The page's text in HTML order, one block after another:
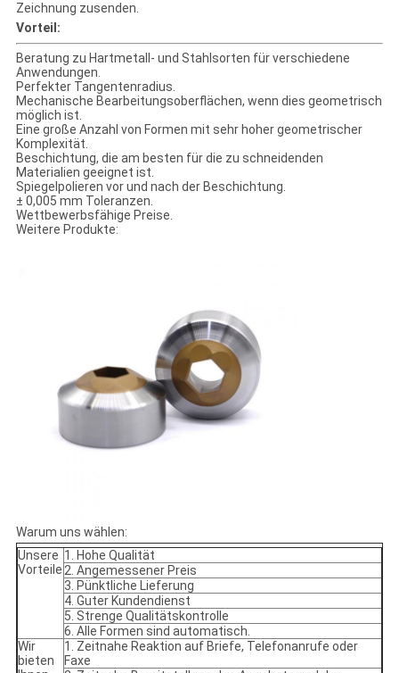
Zeichnung zusenden.
Vorteil:
Beratung zu Hartmetall- und Stahlsorten für verschiedene
Anwendungen.
Perfekter Tangentenradius.
Mechanische Bearbeitungsoberflächen, wenn dies geometrisch
möglich ist.
Eine große Anzahl von Formen mit sehr hoher geometrischer
Komplexität.
Beschichtung, die am besten für die zu schneidenden
Materialien geeignet ist.
Spiegelpolieren vor und nach der Beschichtung.
± 0,005 mm Toleranzen.
Wettbewerbsfähige Preise.
Weitere Produkte:
Warum uns wählen:
Unsere
Vorteile
1. Hohe Qualität
2. Angemessener Preis
3. Pünktliche Lieferung
4. Guter Kundendienst
5. Strenge Qualitätskontrolle
6. Alle Formen sind automatisch.
Wir
bieten
1. Zeitnahe Reaktion auf Briefe, Telefonanrufe oder
Faxe